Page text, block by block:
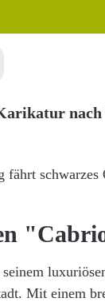
nach
Mit einem